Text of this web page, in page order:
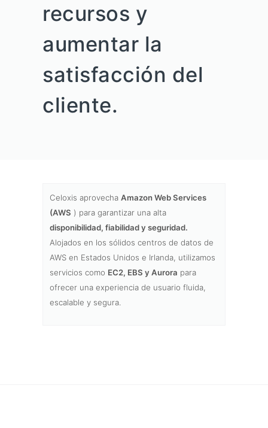
recursos y
aumentar la
satisfacción del
cliente.
Celoxis aprovecha Amazon Web Services
(AWS ) para garantizar una alta
disponibilidad, fiabilidad y seguridad.
Alojados en los sólidos centros de datos de
AWS en Estados Unidos e Irlanda, utilizamos
servicios como EC2, EBS y Aurora para
ofrecer una experiencia de usuario fluida,
escalable y segura.